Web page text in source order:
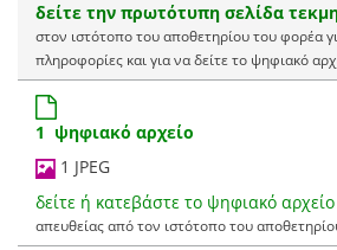
δείτε την πρωτότυπη σελίδα
στον ιστότοπο του αποθετηρίου του φορέα
πληροφορίες και για να δείτε το ψηφιακό
1 ψηφιακό αρχείο
1 JPEG
δείτε ή κατεβάστε το ψηφιακό αρχείο
απευθείας από τον ιστότοπο του